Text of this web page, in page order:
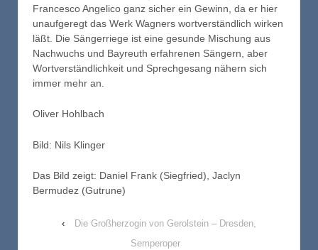
Francesco Angelico ganz sicher ein Gewinn, da er hier
unaufgeregt das Werk Wagners wortverständlich wirken
läßt. Die Sängerriege ist eine gesunde Mischung aus
Nachwuchs und Bayreuth erfahrenen Sängern, aber
Wortverständlichkeit und Sprechgesang nähern sich
immer mehr an.
Oliver Hohlbach
Bild: Nils Klinger
Das Bild zeigt: Daniel Frank (Siegfried), Jaclyn
Bermudez (Gutrune)
‹
Die Großherzogin von Gerolstein – Dresden,
Semperoper